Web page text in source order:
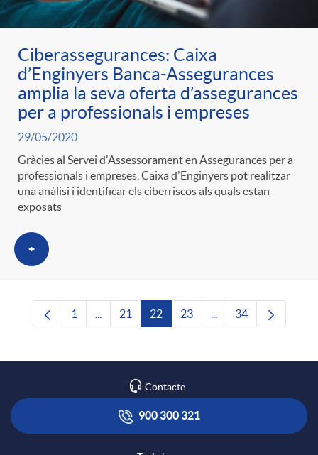
Ciberassegurances: Caixa
d’Enginyers Banca-Assegurances
amplia la seva oferta d’assegurances
per a professionals i empreses
29/05/2020
Gràcies al Servei d'Assessorament en Assegurances per a
professionals i empreses, Caixa d'Enginyers pot realitzar
una anàlisi i identificar els ciberriscos als quals estan
exposats
+
Pàgina
1 ...Pàgines intermèdies Utilitzeu TAB per
Pàgina
21 Pàgina
22 Pàgina
23 ...Pàgines intermèdies
Pàgina
34
Contacte
900 300 321